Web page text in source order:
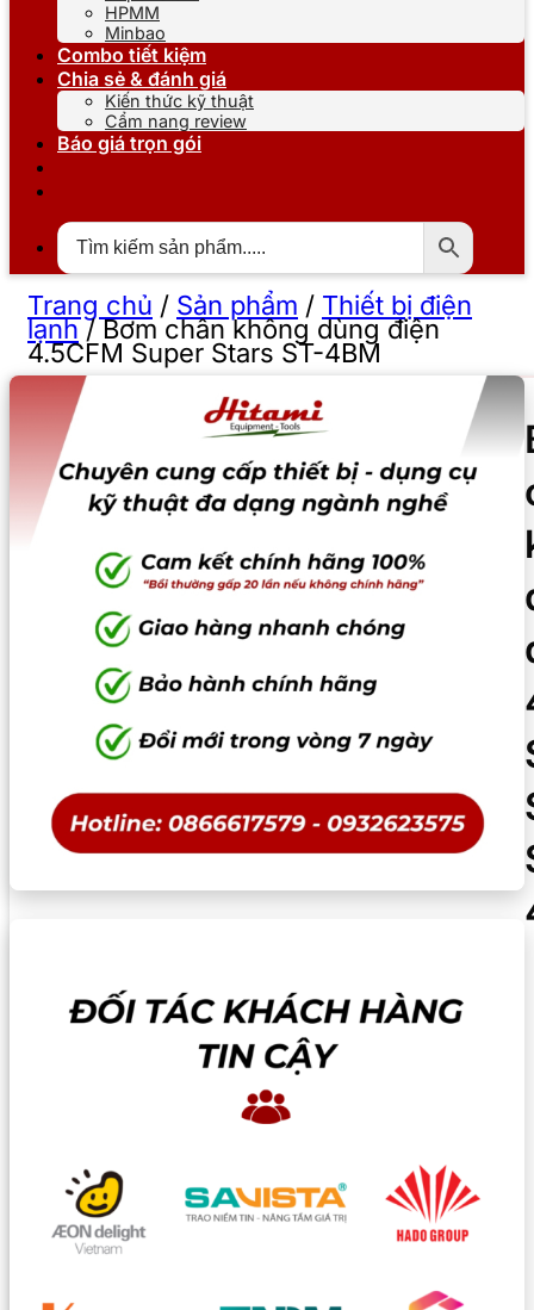
HPMM
Minbao
Combo tiết kiệm
Chia sẻ & đánh giá
Kiến thức kỹ thuật
Cẩm nang review
Báo giá trọn gói
Trang chủ / Sản phẩm / Thiết bị điện
lạnh/Bơm chân không dùng điện
4.5CFM Super Stars ST-4BM